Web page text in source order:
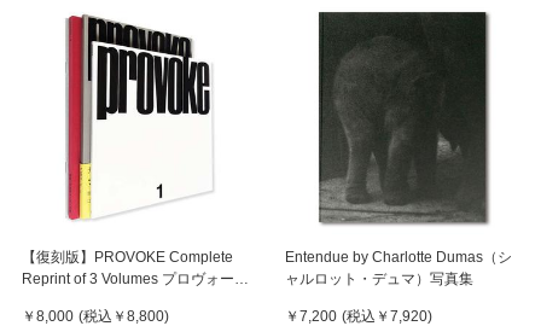
【復刻版】PROVOKE Complete
Reprint of 3 Volumes プロヴォーク
￥8,000 (税込 ￥8,800)
Entendue by Charlotte Dumas（シ
ャルロット・デュマ）写真集
￥7,200 (税込 ￥7,920)